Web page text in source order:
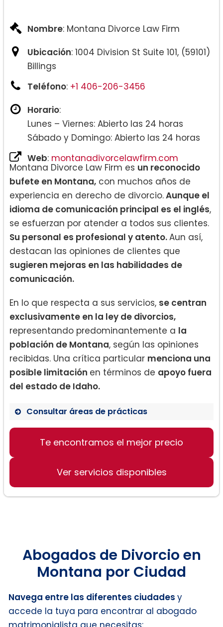
Nombre: Montana Divorce Law Firm
Ubicación: 1004 Division St Suite 101, (59101)
Billings
Teléfono: +1 406-206-3456
Horario:
Lunes – Viernes: Abierto las 24 horas
Sábado y Domingo: Abierto las 24 horas
Web: montanadivorcelawfirm.com
Montana Divorce Law Firm es un reconocido
bufete en Montana, con muchos años de
experiencia en derecho de divorcio.Aunque el
idioma de comunicación principal es el inglés,
se esfuerzan por atender a todos sus clientes.
Su personal es profesional y atento.Aun así,
destacan las opiniones de clientes que
sugieren mejoras en las habilidades de
comunicación.
En lo que respecta a sus servicios, se centran
exclusivamente en la ley de divorcios,
representando predominantemente a la
población de Montana, según las opiniones
recibidas. Una crítica particular menciona una
posible limitación en términos de apoyo fuera
del estado de Idaho.
Consultar áreas de prácticas
Derecho familiar y divorcios
Mediación de divorcios
contencioso
Te encontramos el mejor precio
Ver servicios disponibles
Abogados de Divorcio en
Montana por Ciudad
Navega entre las diferentes ciudades y
accede la tuya para encontrar al abogado